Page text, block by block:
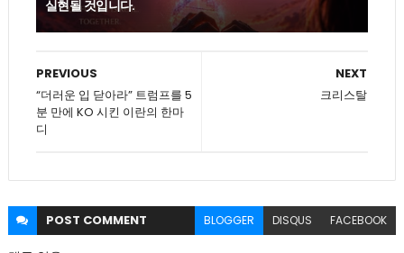
실현될 것입니다.
NEXT
크리스탈
PREVIOUS
“더러운 입 닫아라” 트럼프를 5
분 만에 KO 시킨 이란의 한마
디
POST COMMENT BLOGGER DISQUS FACEBOOK